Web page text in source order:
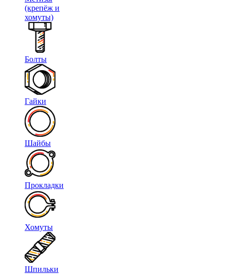
(крепёж и
хомуты)
Болты
Гайки
Шайбы
Прокладки
Хомуты
Шпильки